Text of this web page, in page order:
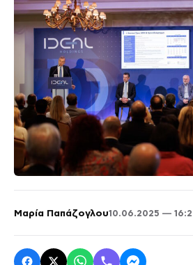
Μαρία Παπάζογλου10.06.2025 —